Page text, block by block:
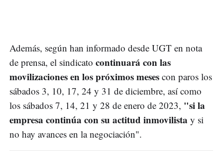
Además, según han informado desde UGT en nota
de prensa, el sindicato continuará con las
movilizaciones en los próximos meses con paros los
sábados 3, 10, 17, 24 y 31 de diciembre, así como
los sábados 7, 14, 21 y 28 de enero de 2023, "si la
empresa continúa con su actitud inmovilista y si
no hay avances en la negociación".